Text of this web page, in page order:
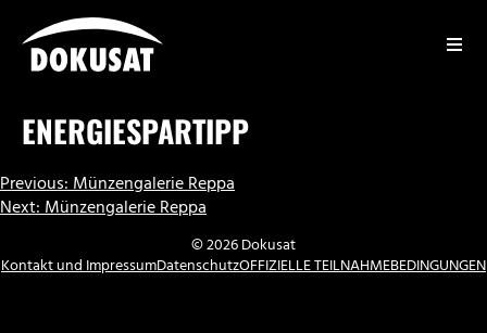
Inhalt
springen
ENERGIESPARTIPP
BEITRAGSNAVIGATION
Previous:Münzengalerie Reppa
Next:Münzengalerie Reppa
© 2026 Dokusat
Kontakt und ImpressumDatenschutzOFFIZIELLE TEILNAHMEBEDINGUNGEN